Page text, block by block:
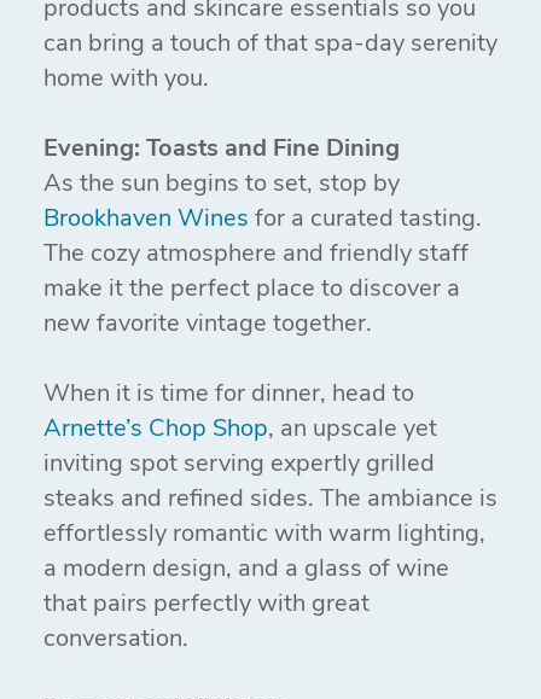
products and skincare essentials so you
can bring a touch of that spa-day serenity
home with you.
Evening: Toasts and Fine Dining
As the sun begins to set, stop by
Brookhaven Wines for a curated tasting.
The cozy atmosphere and friendly staff
make it the perfect place to discover a
new favorite vintage together.
When it is time for dinner, head to
Arnette’s Chop Shop, an upscale yet
inviting spot serving expertly grilled
steaks and refined sides. The ambiance is
effortlessly romantic with warm lighting,
a modern design, and a glass of wine
that pairs perfectly with great
conversation.